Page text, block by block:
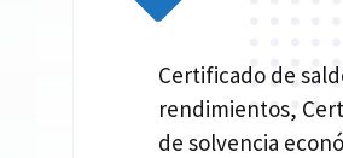
Certificado de
rendimientos,
de solvencia